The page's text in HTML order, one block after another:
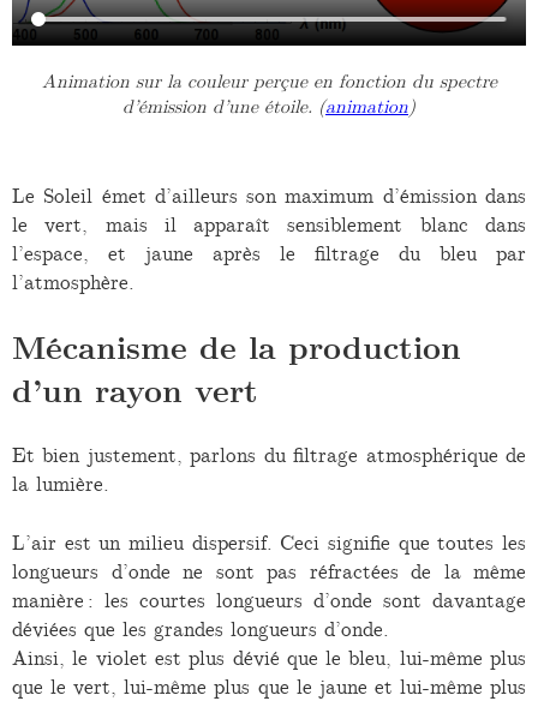
Animation sur la couleur perçue en fonction du spectre
d’émission d’une étoile. (animation)
Le Soleil émet d’ailleurs son maximum d’émission dans
le vert, mais il apparaît sensiblement blanc dans
l’espace, et jaune après le filtrage du bleu par
l’atmosphère.
Mécanisme de la production
d’un rayon vert
Et bien justement, parlons du filtrage atmosphérique de
la lumière.
L’air est un milieu dispersif. Ceci signifie que toutes les
longueurs d’onde ne sont pas réfractées de la même
manière : les courtes longueurs d’onde sont davantage
déviées que les grandes longueurs d’onde.
Ainsi, le violet est plus dévié que le bleu, lui-même plus
que le vert, lui-même plus que le jaune et lui-même plus